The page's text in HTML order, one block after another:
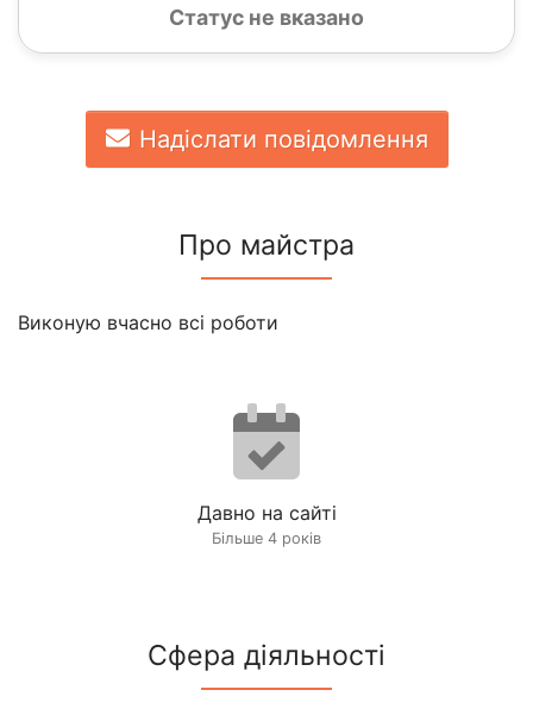
Статус не вказано
Надіслати повідомлення
Про майстра
Виконую вчасно всі роботи
Давно на сайті
Більше 4 років
Сфера діяльності